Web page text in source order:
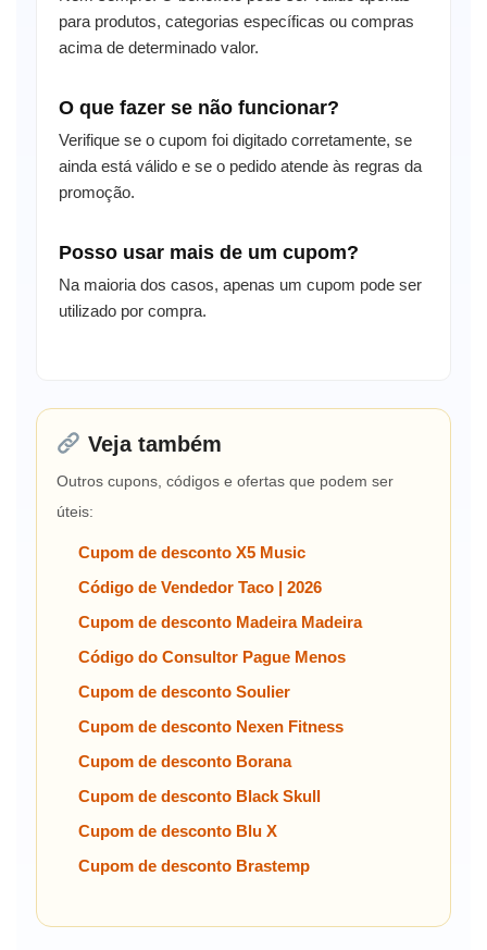
para produtos, categorias específicas ou compras
acima de determinado valor.
O que fazer se não funcionar?
Verifique se o cupom foi digitado corretamente, se
ainda está válido e se o pedido atende às regras da
promoção.
Posso usar mais de um cupom?
Na maioria dos casos, apenas um cupom pode ser
utilizado por compra.
Veja também
Outros cupons, códigos e ofertas que podem ser
úteis:
Cupom de desconto X5 Music
Código de Vendedor Taco | 2026
Cupom de desconto Madeira Madeira
Código do Consultor Pague Menos
Cupom de desconto Soulier
Cupom de desconto Nexen Fitness
Cupom de desconto Borana
Cupom de desconto Black Skull
Cupom de desconto Blu X
Cupom de desconto Brastemp